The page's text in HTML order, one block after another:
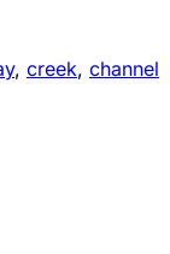
, creek, channel